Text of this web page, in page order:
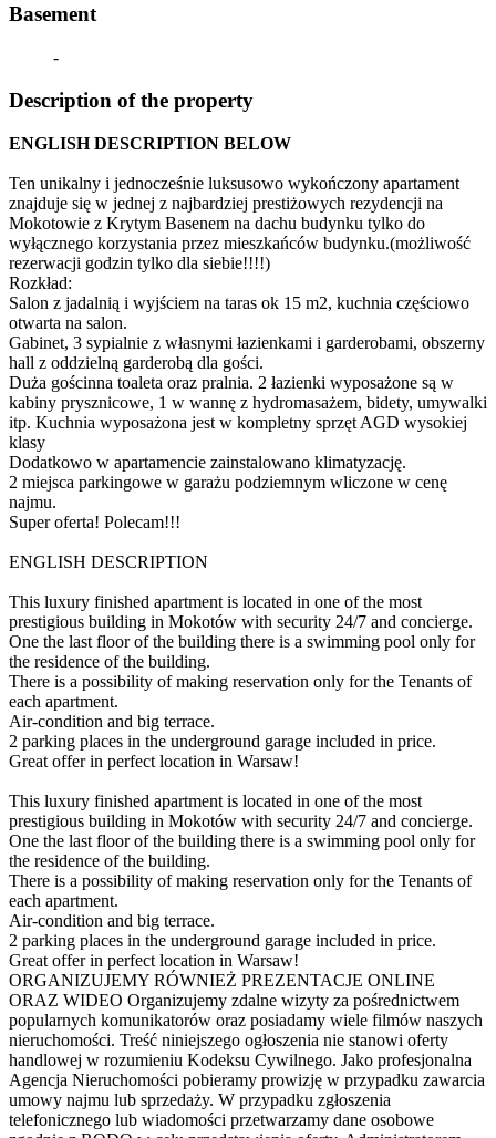
Basement
-
Description of the property
ENGLISH DESCRIPTION BELOW
Ten unikalny i jednocześnie luksusowo wykończony apartament
znajduje się w jednej z najbardziej prestiżowych rezydencji na
Mokotowie z Krytym Basenem na dachu budynku tylko do
wyłącznego korzystania przez mieszkańców budynku.(możliwość
rezerwacji godzin tylko dla siebie!!!!)
Rozkład:
Salon z jadalnią i wyjściem na taras ok 15 m2, kuchnia częściowo
otwarta na salon.
Gabinet, 3 sypialnie z własnymi łazienkami i garderobami, obszerny
hall z oddzielną garderobą dla gości.
Duża gościnna toaleta oraz pralnia. 2 łazienki wyposażone są w
kabiny prysznicowe, 1 w wannę z hydromasażem, bidety, umywalki
itp. Kuchnia wyposażona jest w kompletny sprzęt AGD wysokiej
klasy
Dodatkowo w apartamencie zainstalowano klimatyzację.
2 miejsca parkingowe w garażu podziemnym wliczone w cenę
najmu.
Super oferta! Polecam!!!
ENGLISH DESCRIPTION
This luxury finished apartment is located in one of the most
prestigious building in Mokotów with security 24/7 and concierge.
One the last floor of the building there is a swimming pool only for
the residence of the building.
There is a possibility of making reservation only for the Tenants of
each apartment.
Air-condition and big terrace.
2 parking places in the underground garage included in price.
Great offer in perfect location in Warsaw!
This luxury finished apartment is located in one of the most
prestigious building in Mokotów with security 24/7 and concierge.
One the last floor of the building there is a swimming pool only for
the residence of the building.
There is a possibility of making reservation only for the Tenants of
each apartment.
Air-condition and big terrace.
2 parking places in the underground garage included in price.
Great offer in perfect location in Warsaw!
ORGANIZUJEMY RÓWNIEŻ PREZENTACJE ONLINE
ORAZ WIDEO Organizujemy zdalne wizyty za pośrednictwem
popularnych komunikatorów oraz posiadamy wiele filmów naszych
nieruchomości. Treść niniejszego ogłoszenia nie stanowi oferty
handlowej w rozumieniu Kodeksu Cywilnego. Jako profesjonalna
Agencja Nieruchomości pobieramy prowizję w przypadku zawarcia
umowy najmu lub sprzedaży. W przypadku zgłoszenia
telefonicznego lub wiadomości przetwarzamy dane osobowe